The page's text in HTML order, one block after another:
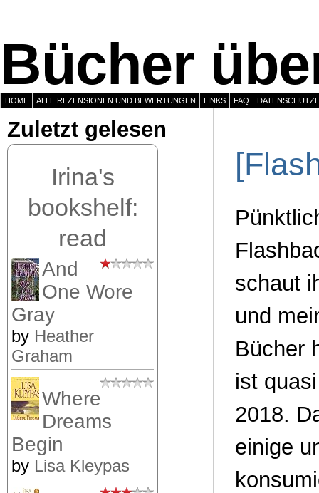
Bücher
HOME ALLE REZENSIONEN UND BEWERTUNGEN LINKS FAQ
Zuletzt gelesen
Irina's
bookshelf:
read
And
One Wore
Gray
by Heather
Graham
Where
Dreams
Begin
by Lisa Kleypas
schaut
und
Bücher
ist
2018.
einige